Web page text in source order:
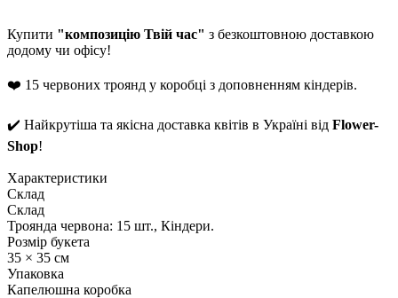
Купити "композицію Твій час" з безкоштовною доставкою
додому чи офісу!
❤️ 15 червоних троянд у коробці з доповненням кіндерів.
✔️ Найкрутіша та якісна доставка квітів в Україні від Flower-
Shop!
Характеристики
Склад
Склад
Троянда червона: 15 шт., Кіндери.
Розмір букета
35 × 35 см
Упаковка
Капелюшна коробка